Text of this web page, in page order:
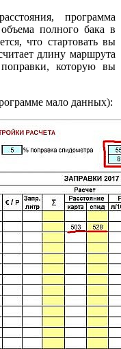
программа
полного бака в
что стартовать вы
длину маршрута
которую вы
мало данных):